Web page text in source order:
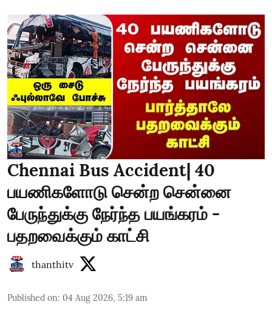
Chennai Bus Accident| 40
பயணிகளோடு சென்ற சென்னை
பேருந்துக்கு நேர்ந்த பயங்கரம் -
பதறவைக்கும் காட்சி
thanthitv
Published on: 04 Aug 2026, 5:19 am